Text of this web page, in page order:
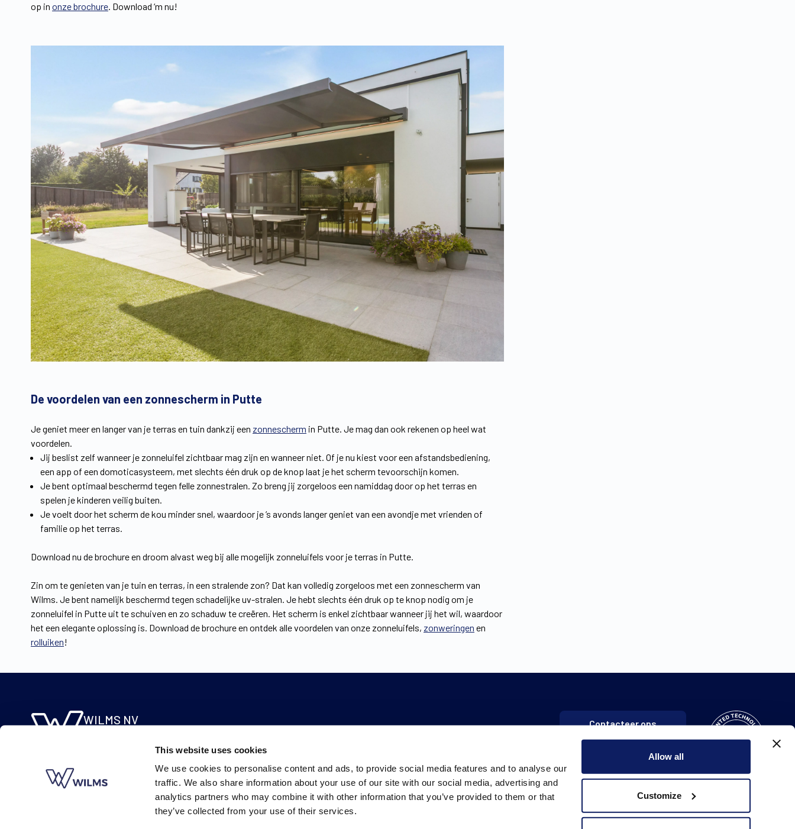
This website uses cookies
We use cookies to personalise content and ads, to provide social media features and to analyse our
traffic. We also share information about your use of our site with our social media, advertising and
analytics partners who may combine it with other information that you’ve provided to them or that
they’ve collected from your use of their services.
Allow all
Customize
op in onze brochure. Download ‘m nu!
De voordelen van een zonnescherm in Putte
Je geniet meer en langer van je terras en tuin dankzij een zonnescherm in Putte. Je mag dan ook rekenen op heel wat
voordelen.
Jij beslist zelf wanneer je zonneluifel zichtbaar mag zijn en wanneer niet. Of je nu kiest voor een afstandsbediening,
een app of een domoticasysteem, met slechts één druk op de knop laat je het scherm tevoorschijn komen.
Je bent optimaal beschermd tegen felle zonnestralen. Zo breng jij zorgeloos een namiddag door op het terras en
spelen je kinderen veilig buiten.
Je voelt door het scherm de kou minder snel, waardoor je ’s avonds langer geniet van een avondje met vrienden of
familie op het terras.
Download nu de brochure en droom alvast weg bij alle mogelijk zonneluifels voor je terras in Putte.
Zin om te genieten van je tuin en terras, in een stralende zon? Dat kan volledig zorgeloos met een zonnescherm van
Wilms. Je bent namelijk beschermd tegen schadelijke uv-stralen. Je hebt slechts één druk op te knop nodig om je
zonneluifel in Putte uit te schuiven en zo schaduw te creëren. Het scherm is enkel zichtbaar wanneer jij het wil, waardoor
het een elegante oplossing is. Download de brochure en ontdek alle voordelen van onze zonneluifels, zonweringen en
rolluiken!
WILMS NV Contacteer ons